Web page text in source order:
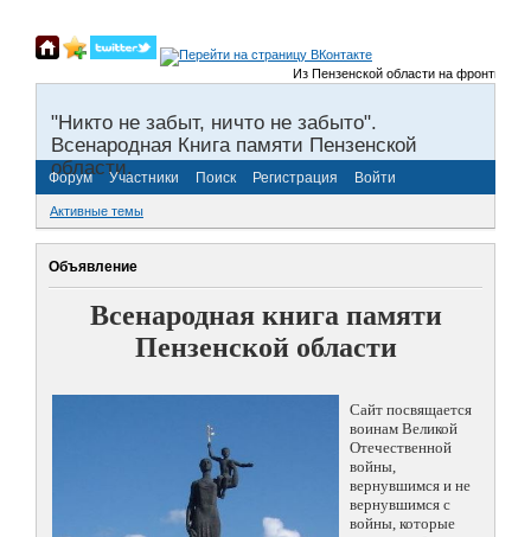
Из Пензенской области на фронты
"Никто не забыт, ничто не забыто".
Всенародная Книга памяти Пензенской
области.
Форум Участники Поиск Регистрация Войти
Активные темы
Объявление
Всенародная книга памяти
Пензенской области
Сайт посвящается
воинам Великой
Отечественной
войны,
вернувшимся и не
вернувшимся с
войны, которые